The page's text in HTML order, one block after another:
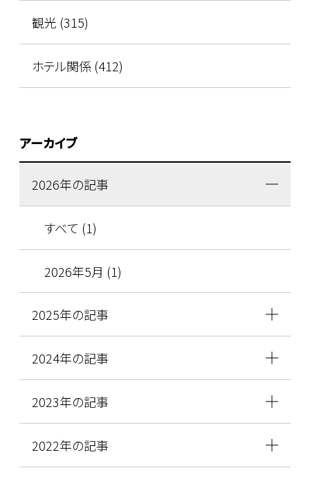
観光 (315)
ホテル関係 (412)
アーカイブ
2026年の記事
すべて (1)
2026年5月 (1)
2025年の記事
2024年の記事
2023年の記事
2022年の記事